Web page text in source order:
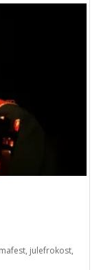
julefrokost,